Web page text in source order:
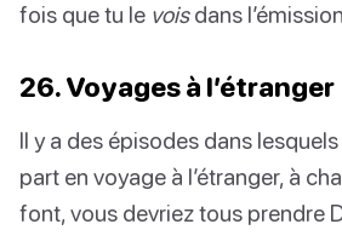
fois que tu le voisdans
26. Voyages à l’étranger
Il y a des épisodes dans
part en voyage à l’étranger, à
font, vous devriez tous prendre